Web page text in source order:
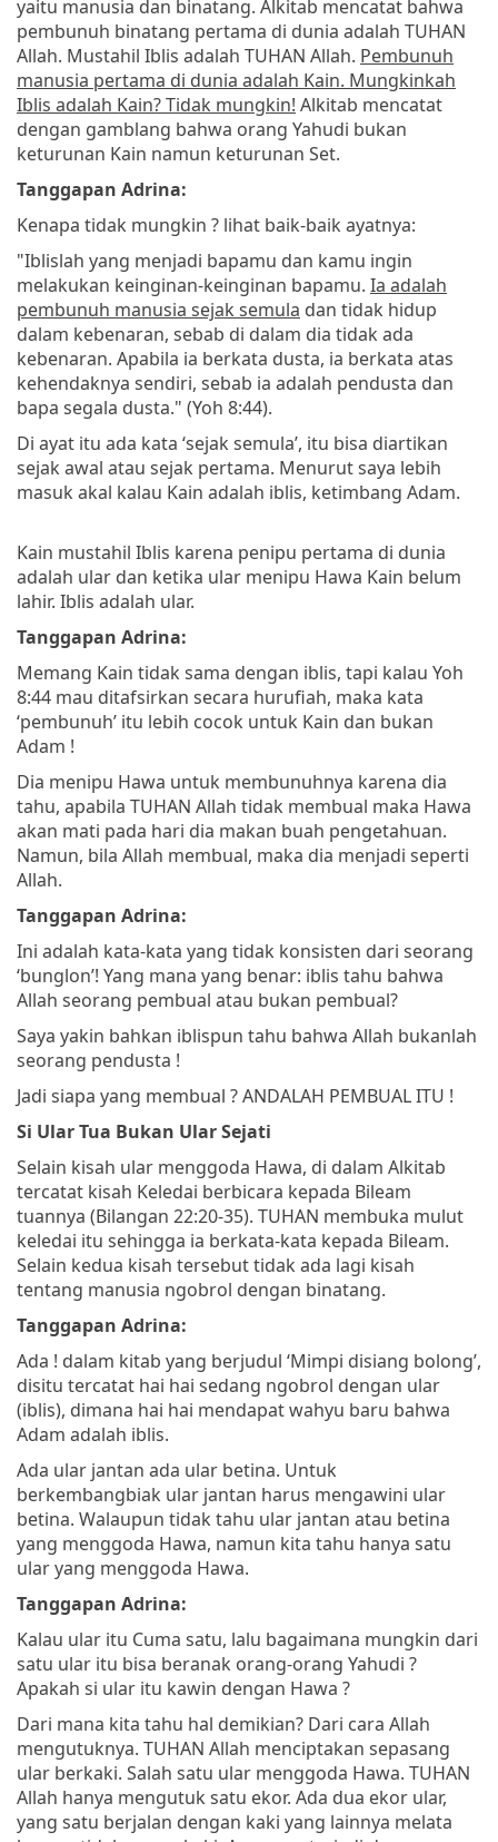
yaitu manusia dan binatang. Alkitab mencatat bahwa
pembunuh binatang pertama di dunia adalah TUHAN
Allah. Mustahil Iblis adalah TUHAN Allah. Pembunuh
manusia pertama di dunia adalah Kain. Mungkinkah
Iblis adalah Kain? Tidak mungkin! Alkitab mencatat
dengan gamblang bahwa orang Yahudi bukan
keturunan Kain namun keturunan Set.
Tanggapan Adrina:
Kenapa tidak mungkin ? lihat baik-baik ayatnya:
"Iblislah yang menjadi bapamu dan kamu ingin
melakukan keinginan-keinginan bapamu. Ia adalah
pembunuh manusia sejak semula dan tidak hidup
dalam kebenaran, sebab di dalam dia tidak ada
kebenaran. Apabila ia berkata dusta, ia berkata atas
kehendaknya sendiri, sebab ia adalah pendusta dan
bapa segala dusta." (Yoh 8:44).
Di ayat itu ada kata ‘sejak semula’, itu bisa diartikan
sejak awal atau sejak pertama. Menurut saya lebih
masuk akal kalau Kain adalah iblis, ketimbang Adam.
Kain mustahil Iblis karena penipu pertama di dunia
adalah ular dan ketika ular menipu Hawa Kain belum
lahir. Iblis adalah ular.
Tanggapan Adrina:
Memang Kain tidak sama dengan iblis, tapi kalau Yoh
8:44 mau ditafsirkan secara hurufiah, maka kata
‘pembunuh’ itu lebih cocok untuk Kain dan bukan
Adam !
Dia menipu Hawa untuk membunuhnya karena dia
tahu, apabila TUHAN Allah tidak membual maka Hawa
akan mati pada hari dia makan buah pengetahuan.
Namun, bila Allah membual, maka dia menjadi seperti
Allah.
Tanggapan Adrina:
Ini adalah kata-kata yang tidak konsisten dari seorang
‘bunglon’! Yang mana yang benar: iblis tahu bahwa
Allah seorang pembual atau bukan pembual?
Saya yakin bahkan iblispun tahu bahwa Allah bukanlah
seorang pendusta !
Jadi siapa yang membual ? ANDALAH PEMBUAL ITU !
Si Ular Tua Bukan Ular Sejati
Selain kisah ular menggoda Hawa, di dalam Alkitab
tercatat kisah Keledai berbicara kepada Bileam
tuannya (Bilangan 22:20-35). TUHAN membuka mulut
keledai itu sehingga ia berkata-kata kepada Bileam.
Selain kedua kisah tersebut tidak ada lagi kisah
tentang manusia ngobrol dengan binatang.
Tanggapan Adrina:
Ada ! dalam kitab yang berjudul ‘Mimpi disiang bolong’,
disitu tercatat hai hai sedang ngobrol dengan ular
(iblis), dimana hai hai mendapat wahyu baru bahwa
Adam adalah iblis.
Ada ular jantan ada ular betina. Untuk
berkembangbiak ular jantan harus mengawini ular
betina. Walaupun tidak tahu ular jantan atau betina
yang menggoda Hawa, namun kita tahu hanya satu
ular yang menggoda Hawa.
Tanggapan Adrina:
Kalau ular itu Cuma satu, lalu bagaimana mungkin dari
satu ular itu bisa beranak orang-orang Yahudi ?
Apakah si ular itu kawin dengan Hawa ?
Dari mana kita tahu hal demikian? Dari cara Allah
mengutuknya. TUHAN Allah menciptakan sepasang
ular berkaki. Salah satu ular menggoda Hawa. TUHAN
Allah hanya mengutuk satu ekor. Ada dua ekor ular,
yang satu berjalan dengan kaki yang lainnya melata